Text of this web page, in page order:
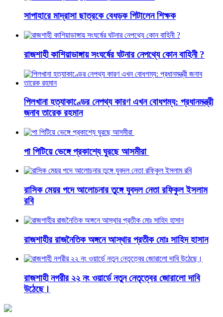
সাপাহারে মাদ্রাসা ছাত্রকে বেধড়ক পিটালেন শিক্ষক
রাজশাহী কাশিয়াডাঙ্গায় সংঘর্ষের ঘটনার নেপথ্যে কোন বাহিনী ?
পিলখানা হত্যাকাণ্ডের নেপথ্য কারণ এখন বোধগম্য: প্রধানমন্ত্রী
জনাব তারেক রহমান
পা পিটিয়ে ভেঙ্গে প্রকাশ্যে ঘুরছে আসমীরা
রাসিক মেয়র পদে আলোচনার তুঙ্গে যুবদল নেতা রফিকুল ইসলাম
রবি
রাজশাহীর রাজনৈতিক অঙ্গনে আস্থার প্রতীক মোঃ সাহিদ হাসান
রাজশাহী নগরীর ২২ নং ওয়ার্ডে নতুন নেতৃত্বের জোরালো দাবি
উঠেছে।